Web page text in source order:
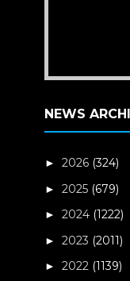
NEWS
►2026 (324)
►2025 (679)
►2024 (1222)
►2023 (2011)
►2022 (1139)